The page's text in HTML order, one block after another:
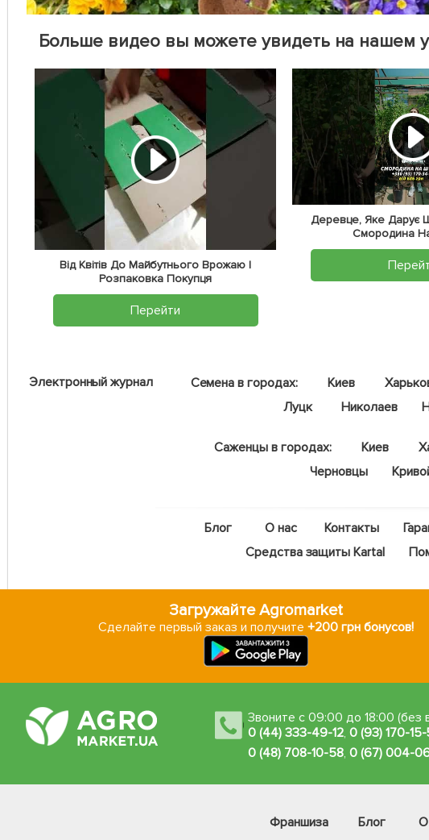
Больше видео вы можете увидеть на нашем
Від Квітів До Майбутнього Врожаю |
Розпаковка Покупця
Перейти
Деревце, Яке Дарує
Смородина
Электронный журнал
Семена в городах:
Киев
Луцк
Николаев
Саженцы в городах: Киев
Черновцы
Блог О нас Контакты
Средства защиты Kartal
Загружайте Agromarket
Сделайте первый заказ и получите +200 грн бонусов!
Звоните с 09:00 до 18:00 (без
0 (44) 333-49-12, 0 (93) 170-
0 (48) 708-10-58, 0 (67) 004-
Франшиза Блог О